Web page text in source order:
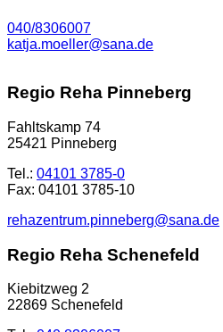
040/8306007
katja.moeller@sana.de
Regio Reha Pinneberg
Fahltskamp 74
25421 Pinneberg
Tel.: 04101 3785-0
Fax: 04101 3785-10
rehazentrum.pinneberg@sana.de
Regio Reha Schenefeld
Kiebitzweg 2
22869 Schenefeld